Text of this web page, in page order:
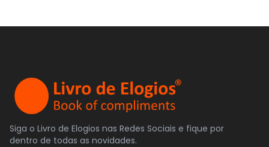
Siga o Livro de Elogios nas Redes Sociais e fique por
dentro de todas as novidades.